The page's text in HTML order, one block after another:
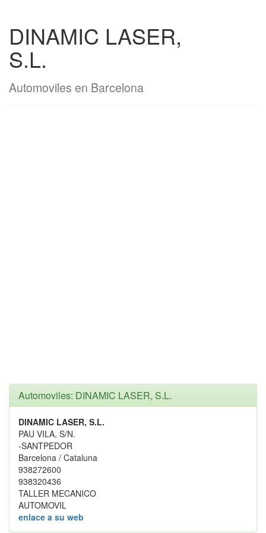
DINAMIC LASER,
S.L.
Automoviles en Barcelona
Automoviles: DINAMIC LASER, S.L.
DINAMIC LASER, S.L.
PAU VILA, S/N.
-SANTPEDOR
Barcelona / Cataluna
938272600
938320436
TALLER MECANICO
AUTOMOVIL
enlace a su web